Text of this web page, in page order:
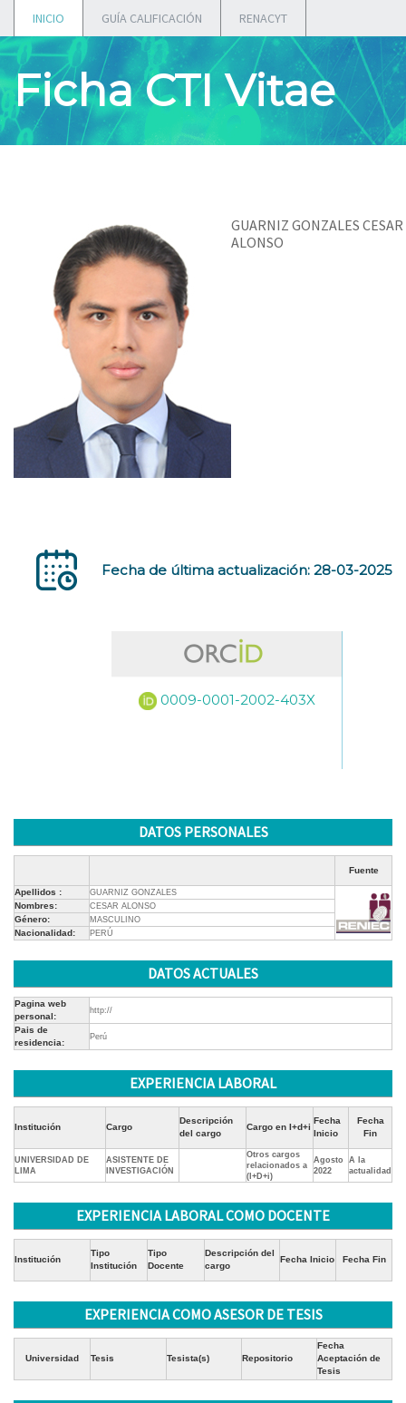
INICIO GUÍA CALIFICACIÓN RENACYT
Ficha CTI Vitae
GUARNIZ GONZALES CESAR
ALONSO
Fecha de última actualización: 28-03-2025
0009-0001-2002-403X
DATOS PERSONALES
Fuente
Apellidos : GUARNIZ GONZALES
Nombres: CESAR ALONSO
Género: MASCULINO
Nacionalidad: PERÚ
DATOS ACTUALES
Pagina web
personal:
http://
Pais de
residencia:
Perú
EXPERIENCIA LABORAL
Institución Cargo
Descripción
del cargo
Cargo en I+d+i
Fecha
Inicio
Fecha
Fin
UNIVERSIDAD DE
LIMA
ASISTENTE DE
INVESTIGACIÓN
Otros cargos
relacionados a
(I+D+i)
Agosto
2022
A la
actualidad
EXPERIENCIA LABORAL COMO DOCENTE
Institución
Tipo
Institución
Tipo
Docente
Descripción del
cargo
Fecha Inicio Fecha Fin
EXPERIENCIA COMO ASESOR DE TESIS
Universidad Tesis Tesista(s) Repositorio
Fecha
Aceptación de
Tesis